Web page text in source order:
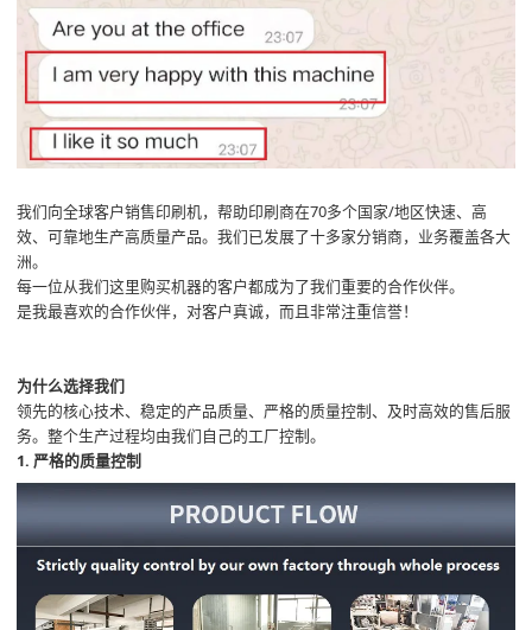
我们向全球客户销售印刷机，帮助印刷商在70多个国家/地区快速、高
效、可靠地生产高质量产品。我们已发展了十多家分销商，业务覆盖各大
洲。
每一位从我们这里购买机器的客户都成为了我们重要的合作伙伴。
是我最喜欢的合作伙伴，对客户真诚，而且非常注重信誉！
为什么选择我们
领先的核心技术、稳定的产品质量、严格的质量控制、及时高效的售后服
务。整个生产过程均由我们自己的工厂控制。
1. 严格的质量控制